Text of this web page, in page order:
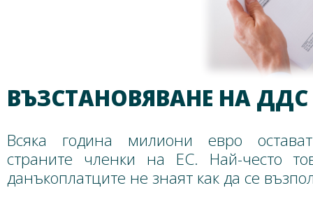
ВЪЗСТАНОВЯВАНЕ НА ДДС
Всяка година милиони евро
страните членки на ЕС. Най-често
данъкоплатците не знаят как да се